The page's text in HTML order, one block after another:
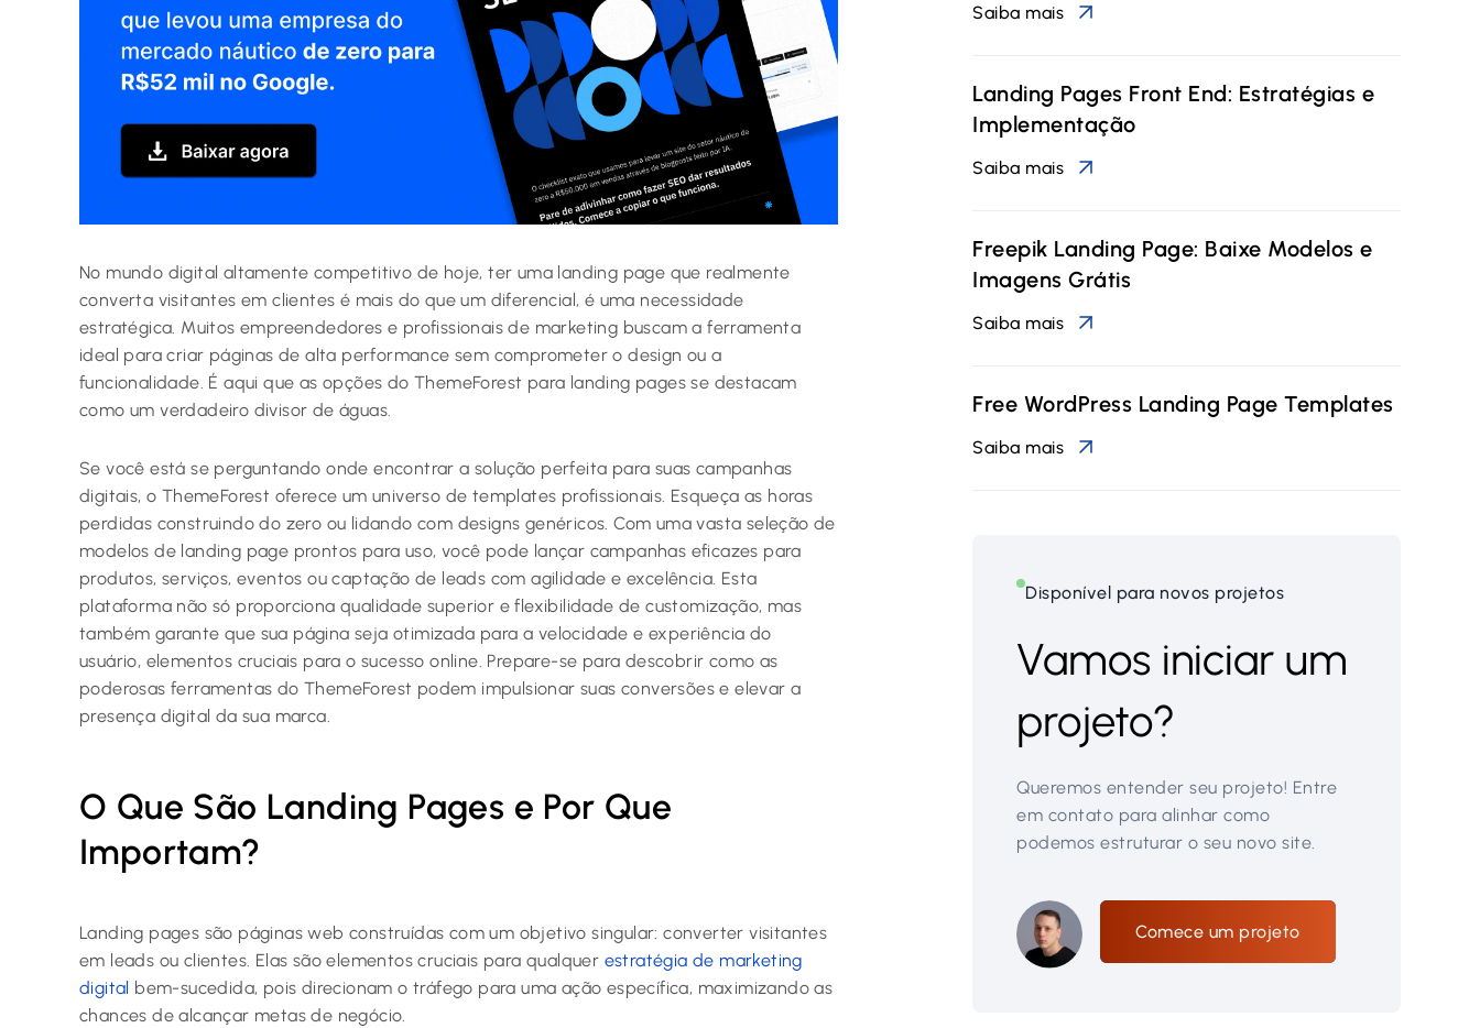
No mundo digital altamente competitivo de hoje, ter uma landing page que realmente
converta visitantes em clientes é mais do que um diferencial, é uma necessidade
estratégica. Muitos empreendedores e profissionais de marketing buscam a ferramenta
ideal para criar páginas de alta performance sem comprometer o design ou a
funcionalidade. É aqui que as opções do ThemeForest para landing pages se destacam
como um verdadeiro divisor de águas.
Se você está se perguntando onde encontrar a solução perfeita para suas campanhas
digitais, o ThemeForest oferece um universo de templates profissionais. Esqueça as horas
perdidas construindo do zero ou lidando com designs genéricos. Com uma vasta seleção de
modelos de landing page prontos para uso, você pode lançar campanhas eficazes para
produtos, serviços, eventos ou captação de leads com agilidade e excelência. Esta
plataforma não só proporciona qualidade superior e flexibilidade de customização, mas
também garante que sua página seja otimizada para a velocidade e experiência do
usuário, elementos cruciais para o sucesso online. Prepare-se para descobrir como as
poderosas ferramentas do ThemeForest podem impulsionar suas conversões e elevar a
presença digital da sua marca.
O Que São Landing Pages e Por Que
Importam?
Landing pages são páginas web construídas com um objetivo singular: converter visitantes
em leads ou clientes. Elas são elementos cruciais para qualquer estratégia de marketing
digital bem-sucedida, pois direcionam o tráfego para uma ação específica, maximizando as
chances de alcançar metas de negócio.
Saiba mais
Landing Pages Front End: Estratégias e
Implementação
Saiba mais
Freepik Landing Page: Baixe Modelos e
Imagens Grátis
Saiba mais
Free WordPress Landing Page Templates
Saiba mais
Disponível para novos projetos
Vamos iniciar um
projeto?
Queremos entender seu projeto! Entre
em contato para alinhar como
podemos estruturar o seu novo site.
Comece um projeto